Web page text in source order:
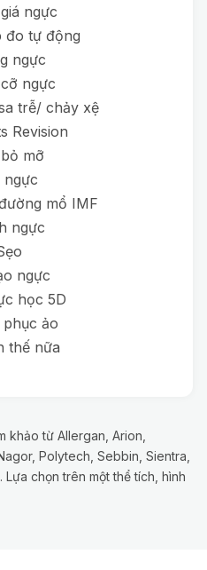
ngực
đo tự động
ngực
ngực
trễ/ chảy xệ
Revision
mỡ
ngực
mổ IMF
ngực
ngực
học 5D
phục ảo
thế nữa
khảo từ Allergan, Arion,
Polytech, Sebbin, Sientra,
chọn trên một thể tích, hình